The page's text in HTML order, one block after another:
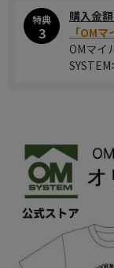
特典
3
購入金
「OM
OMマイ